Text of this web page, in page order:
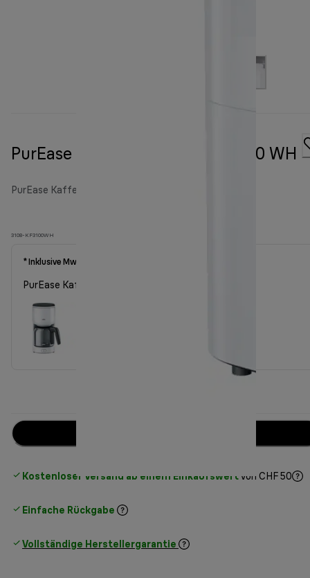
PurEase Kaffeemaschine KF 3100 WH
PurEase Kaffeemaschinen
3108-KF3100WH
* Inklusive MwSt.
PurEase Kaffeemaschine KF 3100 WH
Kostenloser Versand ab einem Einkaufswert von CHF 50
Einfache Rückgabe
Vollständige Herstellergarantie